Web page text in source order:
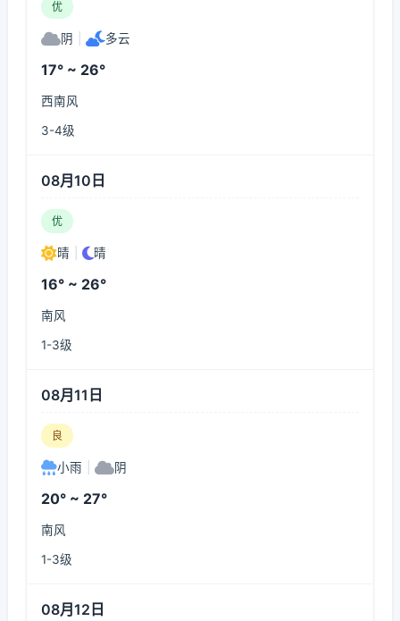
优
阴 多云
17° ~ 26°
西南风
3-4级
08月10日
优
晴 晴
16° ~ 26°
南风
1-3级
08月11日
良
小雨 阴
20° ~ 27°
南风
1-3级
08月12日